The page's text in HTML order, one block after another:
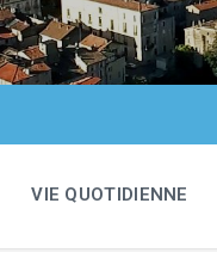
VIE QUOTIDIENNE